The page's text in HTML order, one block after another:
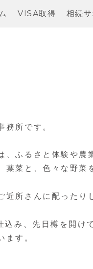
VISA取得 相続
務所です。
ふるさと体験や農
菜と、色々な野菜
所さんに配ったり
み、先日樽を開
ます。